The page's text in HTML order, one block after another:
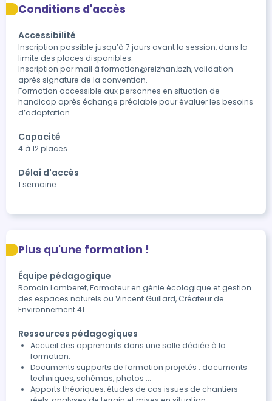
Conditions d'accès
Accessibilité
Inscription possible jusqu’à 7 jours avant la session, dans la
limite des places disponibles.
Inscription par mail à formation@reizhan.bzh, validation
après signature de la convention.
Formation accessible aux personnes en situation de
handicap après échange préalable pour évaluer les besoins
d’adaptation.
Capacité
4 à 12 places
Délai d'accès
1 semaine
Plus qu'une formation !
Équipe pédagogique
Romain Lamberet, Formateur en génie écologique et gestion
des espaces naturels ou Vincent Guillard, Créateur de
Environnement 41
Ressources pédagogiques
Accueil des apprenants dans une salle dédiée à la
formation.
Documents supports de formation projetés : documents
techniques, schémas, photos ...
Apports théoriques, études de cas issues de chantiers